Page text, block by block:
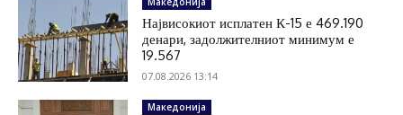
Највисокиот исплатен К-15 е 469.190
денари, задолжителниот минимум е
19.567
07.08.2026 13:14
Македонија